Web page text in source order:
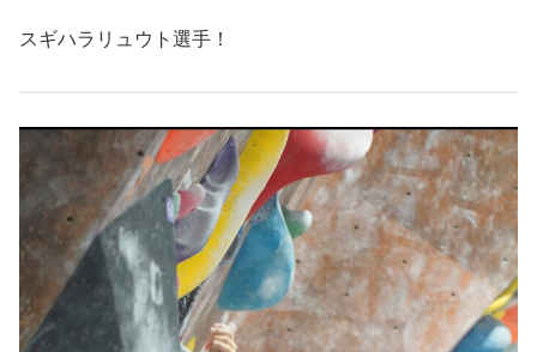
スギハラリュウト選手！